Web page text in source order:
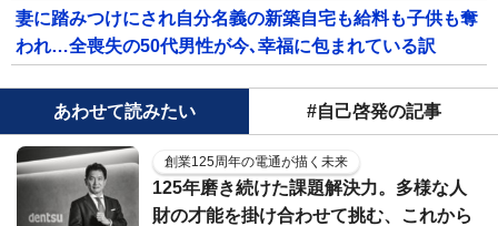
妻に踏みつけにされ自分名義の新築自宅も給料も子供も奪
われ…全喪失の50代男性が今､幸福に包まれている訳
あわせて読みたい #自己啓発の記事
創業125周年の電通が描く未来
125年磨き続けた課題解決力。多様な人
財の才能を掛け合わせて挑む、これから